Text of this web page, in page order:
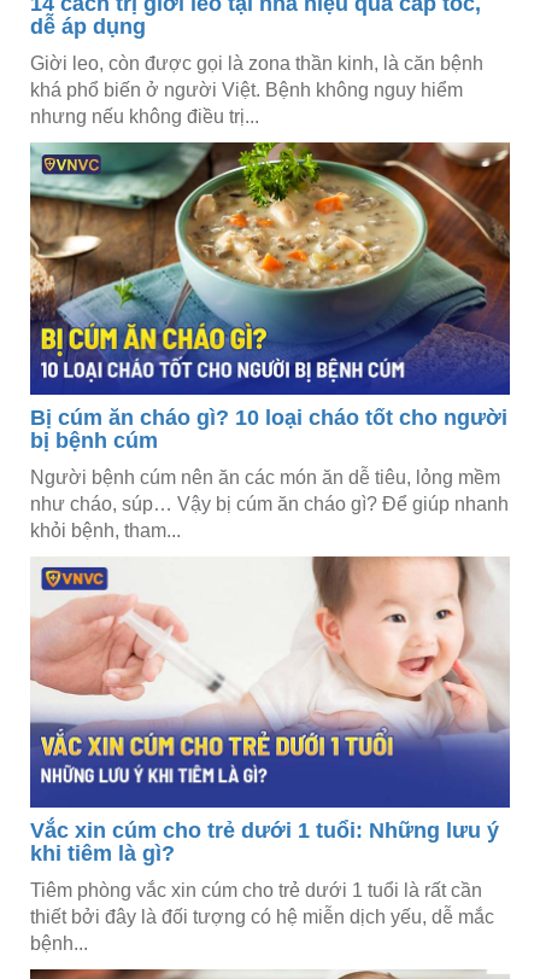
dễ áp dụng
Giời leo, còn được gọi là zona thần kinh, là căn bệnh
khá phổ biến ở người Việt. Bệnh không nguy hiểm
nhưng nếu không điều trị...
Bị cúm ăn cháo gì? 10 loại cháo tốt cho người
bị bệnh cúm
Người bệnh cúm nên ăn các món ăn dễ tiêu, lỏng mềm
như cháo, súp… Vậy bị cúm ăn cháo gì? Để giúp nhanh
khỏi bệnh, tham...
Vắc xin cúm cho trẻ dưới 1 tuổi: Những lưu ý
khi tiêm là gì?
Tiêm phòng vắc xin cúm cho trẻ dưới 1 tuổi là rất cần
thiết bởi đây là đối tượng có hệ miễn dịch yếu, dễ mắc
bệnh...